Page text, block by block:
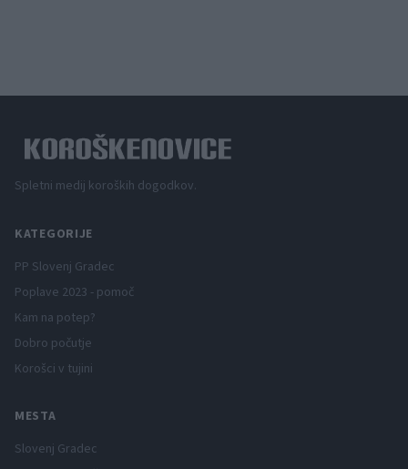
Spletni medij koroških dogodkov.
KATEGORIJE
PP Slovenj Gradec
Poplave 2023 - pomoč
Kam na potep?
Dobro počutje
Korošci v tujini
MESTA
Slovenj Gradec